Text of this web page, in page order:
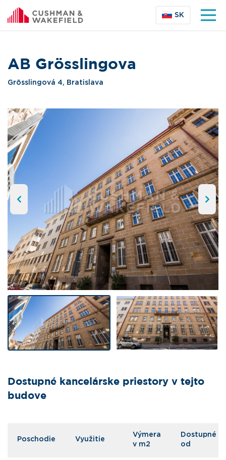
SK
AB Grösslingova
Grösslingová 4, Bratislava
Dostupné kancelárske priestory v tejto
budove
Poschodie Využitie
Výmera
v m2
Dostupné
od